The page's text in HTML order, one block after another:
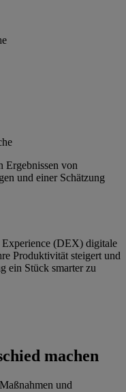
Ergebnissen von
und einer Schätzung
(DEX) digitale
Produktivität steigert und
ein Stück smarter zu
machen
und